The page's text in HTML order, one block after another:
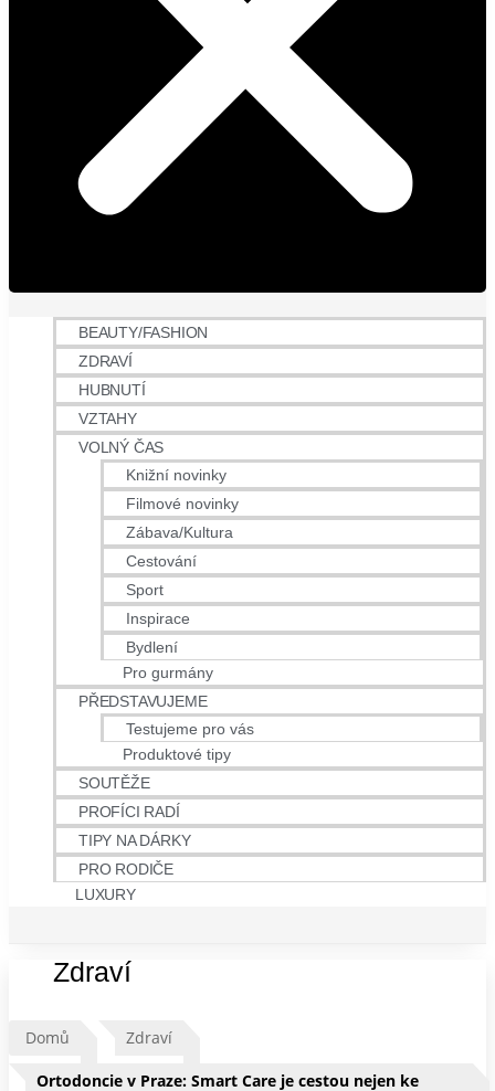
BEAUTY/FASHION
ZDRAVÍ
HUBNUTÍ
VZTAHY
VOLNÝ ČAS
Knižní novinky
Filmové novinky
Zábava/Kultura
Cestování
Sport
Inspirace
Bydlení
Pro gurmány
PŘEDSTAVUJEME
Testujeme pro vás
Produktové tipy
SOUTĚŽE
PROFÍCI RADÍ
TIPY NA DÁRKY
PRO RODIČE
LUXURY
Zdraví
Domů Zdraví
Ortodoncie v Praze: Smart Care je cestou nejen ke